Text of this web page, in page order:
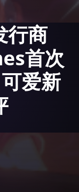
行商
首次
爱新